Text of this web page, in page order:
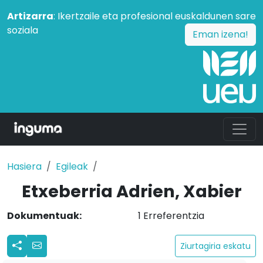
Artizarra: Ikertzaile eta profesional euskaldunen sare
soziala
Eman izena!
Hasiera Egileak
Etxeberria Adrien, Xabier
Dokumentuak: 1 Erreferentzia
Ziurtagiria eskatu